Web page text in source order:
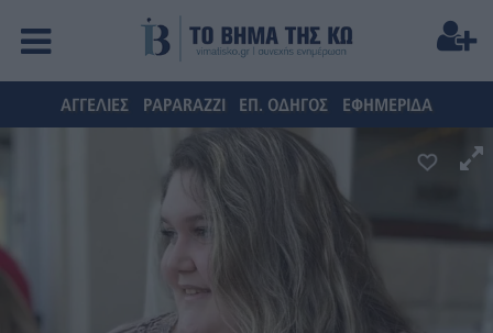
ΑΓΓΕΛΙΕΣ PAPARAZZI ΕΠ. ΟΔΗΓΟΣ ΕΦΗΜΕΡΙΔΑ